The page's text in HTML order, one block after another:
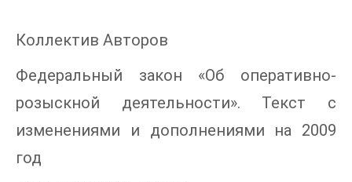
Коллектив Авторов
Федеральный закон «Об оперативно-
розыскной деятельности». Текст с
изменениями и дополнениями на 2009
год